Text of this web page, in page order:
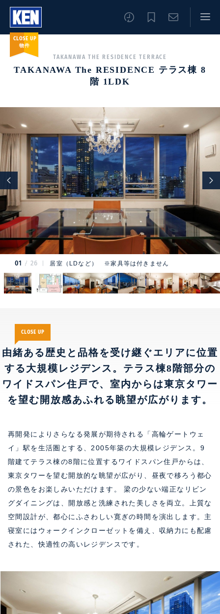
CLOSE UP
物件
TAKANAWA THE RESIDENCE TERRACE
TAKANAWA The RESIDENCE テラス棟 8
階 1LDK
01 26 居室（LDなど） ※家具等は付きません
CLOSE UP
由緒ある歴史と品格を受け継ぐエリアに位置
する大規模レジデンス。 テラス棟8階部分の
ワイドスパン住戸で、室内からは東京タワー
を望む開放感あふれる眺望が広がります。
再開発によりさらなる発展が期待される「高輪ゲートウェ
イ」駅を生活圏とする、2005年築の大規模レジデンス。9
階建てテラス棟の8階に位置するワイドスパン住戸からは、
東京タワーを望む開放的な眺望が広がり、昼夜で移ろう都心
の景色をお楽しみいただけます。 梁の少ない端正なリビン
グダイニングは、開放感と洗練された美しさを両立。上質な
空間設計が、都心にふさわしい寛ぎの時間を演出します。主
寝室にはウォークインクローゼットを備え、収納力にも配慮
された、快適性の高いレジデンスです。